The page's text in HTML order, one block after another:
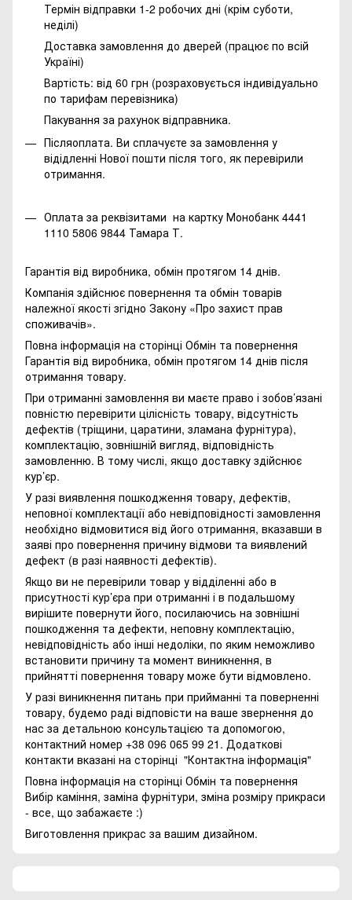
Термін відправки 1-2 робочих дні (крім суботи,
неділі)
Доставка замовлення до дверей (працює по всій
Україні)
Вартість: від 60 грн (розраховується індивідуально
по тарифам перевізника)
Пакування за рахунок відправника.
Післяоплата. Ви сплачуєте за замовлення у
відідленні Нової пошти після того, як перевірили
отримання.
Оплата за реквізитами на картку Монобанк 4441
1110 5806 9844 Тамара Т.
Гарантія від виробника, обмін протягом 14 днів.
Компанія здійснює повернення та обмін товарів
належної якості згідно Закону «Про захист прав
споживачів».
Повна інформація на сторінці Обмін та повернення
Гарантія від виробника, обмін протягом 14 днів після
отримання товару.
При отриманні замовлення ви маєте право і зобов’язані
повністю перевірити цілісність товару, відсутність
дефектів (тріщини, царатини, зламана фурнітура),
комплектацію, зовнішній вигляд, відповідність
замовленню. В тому числі, якщо доставку здійснює
кур’єр.
У разі виявлення пошкодження товару, дефектів,
неповної комплектації або невідповідності замовлення
необхідно відмовитися від його отримання, вказавши в
заяві про повернення причину відмови та виявлений
дефект (в разі наявності дефектів).
Якщо ви не перевірили товар у відділенні або в
присутності кур’єра при отриманні і в подальшому
вирішите повернути його, посилаючись на зовнішні
пошкодження та дефекти, неповну комплектацію,
невідповідність або інші недоліки, по яким неможливо
встановити причину та момент виникнення, в
прийнятті повернення товару може бути відмовлено.
У разі виникнення питань при прийманні та поверненні
товару, будемо раді відповісти на ваше звернення до
нас за детальною консультацією та допомогою,
контактний номер +38 096 065 99 21. Додаткові
контакти вказані на сторінці "Контактна інформація"
Повна інформація на сторінці Обмін та повернення
Вибір каміння, заміна фурнітури, зміна розміру прикраси
- все, що забажаєте :)
Виготовлення прикрас за вашим дизайном.